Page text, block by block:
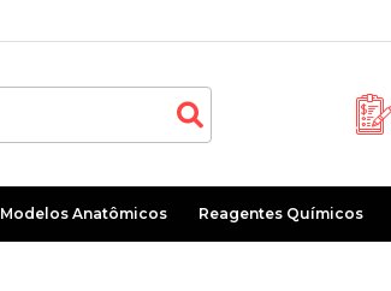
Modelos Anatômicos Reagentes Químicos